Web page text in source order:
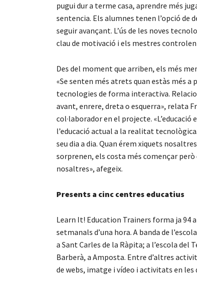
pugui dur a terme casa, aprendre més
sentencia. Els alumnes tenen l’opció de
seguir avançant. L’ús de les noves
clau de motivació i els mestres
Des del moment que arriben, els més
«Se senten més atrets quan estàs més a
tecnologies de forma interactiva.
avant, enrere, dreta o esquerra», relata
col·laborador en el projecte.
l’educació actual a la realitat
seu dia a dia. Quan érem xiquets
sorprenen, els costa més començar
nosaltres», afegeix.
Presents a cinc centres educatius
Learn It! Education Trainers forma ja 94
setmanals d’una hora. A banda de
a Sant Carles de la Ràpita; a l’escola
Barberà, a Amposta. Entre d’altres
de webs, imatge i vídeo i activitats en